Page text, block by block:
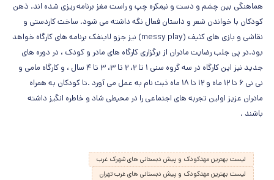
هماهنگی بین چشم و دست و نیمکره چپ و راست مغز برنامه ریزی شده اند. ذهن
کودکان با خواندن شعر و داستان فعال نگه داشته می شود. ساخت کاردستی و
نقاشی و بازی های کثیف (messy play) نیز جزو لاینفک برنامه های کارگاه خواهد
بود.در پی جلب رضایت مادران از برگزاری کارگاه های مادر و کودک ، در دوره های
جدید نیز این کارگاه در سه گروه سنی ۱ تا ۲، ۲ تا ۳، ۳ تا ۴ سال ، و کارگاه مامی و
نی نی ۶ تا ۱۲ ماه و ۱۲ تا ۱۸ ماه ثبت نام به عمل می آورد .تا کودکان به همراه
مادران عزیز اولین تجربه های اجتماعی را در محیطی شاد و خاطره انگیز داشته
باشند .
لیست بهترین مهدکودک و پیش دبستانی های شهرک غرب
لیست بهترین مهدکودک و پیش دبستانی های غرب تهران